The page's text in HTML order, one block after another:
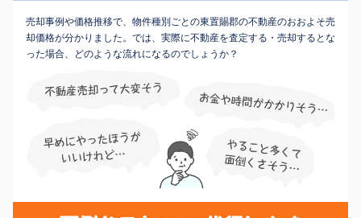
売却事例や価格推移で、物件種別ごとの東置賜郡の不動産のおおよそ売
却価格が分かりました。では、実際に不動産を査定する・売却するとな
った場合、どのような流れになるのでしょうか？